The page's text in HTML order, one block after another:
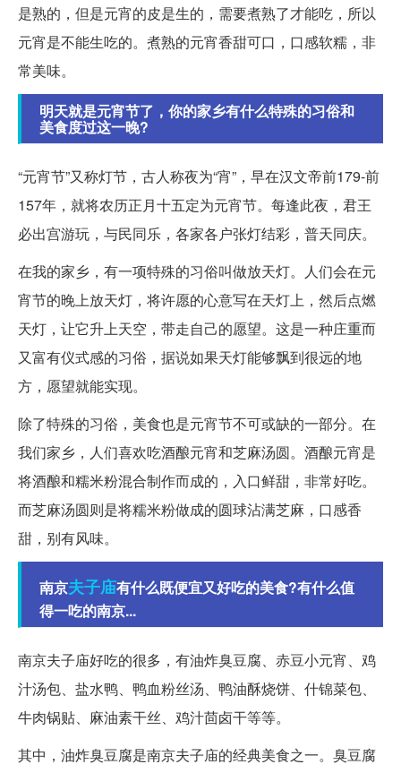
是熟的，但是元宵的皮是生的，需要煮熟了才能吃，所以
元宵是不能生吃的。煮熟的元宵香甜可口，口感软糯，非
常美味。
明天就是元宵节了，你的家乡有什么特殊的习俗和
美食度过这一晚?
“元宵节”又称灯节，古人称夜为“宵”，早在汉文帝前179-前
157年，就将农历正月十五定为元宵节。每逢此夜，君王
必出宫游玩，与民同乐，各家各户张灯结彩，普天同庆。
在我的家乡，有一项特殊的习俗叫做放天灯。人们会在元
宵节的晚上放天灯，将许愿的心意写在天灯上，然后点燃
天灯，让它升上天空，带走自己的愿望。这是一种庄重而
又富有仪式感的习俗，据说如果天灯能够飘到很远的地
方，愿望就能实现。
除了特殊的习俗，美食也是元宵节不可或缺的一部分。在
我们家乡，人们喜欢吃酒酿元宵和芝麻汤圆。酒酿元宵是
将酒酿和糯米粉混合制作而成的，入口鲜甜，非常好吃。
而芝麻汤圆则是将糯米粉做成的圆球沾满芝麻，口感香
甜，别有风味。
南京夫子庙有什么既便宜又好吃的美食?有什么值
得一吃的南京...
南京夫子庙好吃的很多，有油炸臭豆腐、赤豆小元宵、鸡
汁汤包、盐水鸭、鸭血粉丝汤、鸭油酥烧饼、什锦菜包、
牛肉锅贴、麻油素干丝、鸡汁茴卤干等等。
其中，油炸臭豆腐是南京夫子庙的经典美食之一。臭豆腐